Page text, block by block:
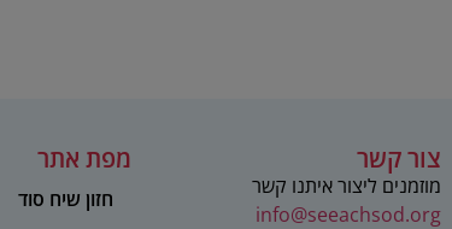
צור קשר
מוזמנים ליצור איתנו קשר
info@seeachsod.org
מפת אתר
חזון שיח סוד